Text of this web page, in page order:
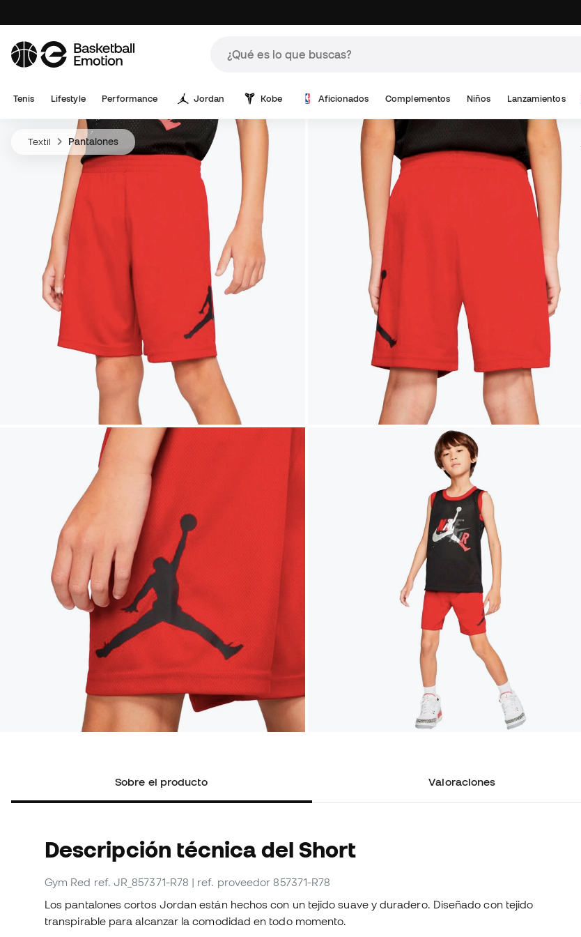
Tenis Lifestyle Performance Jordan Kobe Aficionados Complementos Niños Lanzamientos
Textil Pantalones
Sobre el producto Valoraciones
Descripción técnica del Short
Gym Red ref. JR_857371-R78 | ref. proveedor 857371-R78
Los pantalones cortos Jordan están hechos con un tejido suave y duradero. Diseñado con tejido
transpirable para alcanzar la comodidad en todo momento.